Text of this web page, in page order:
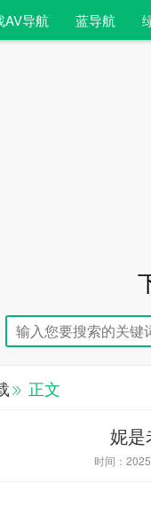
AV导航 蓝导航
正文
妮是
时间：